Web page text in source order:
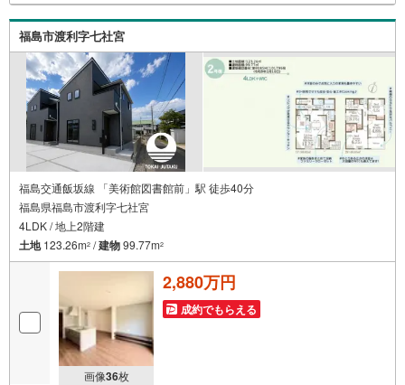
様連れも大歓迎です！店内にはキッズスペースをご用意し
ております。おむつ替えやミルクのお湯なども対応可能で
す。泣いてしまっても大丈夫ですので、安心してご来店く
ださいね。ご相談だけでも大歓迎です！迷っている今だか
らこそ、ぜひ一度お話ししてみませんか？
福島市渡利字七社宮
福島交通飯坂線 「美術館図書館前」駅 徒歩40分
福島県福島市渡利字七社宮
4LDK / 地上2階建
土地123.26m2 /建物99.77m2
画像36枚
2,880万円
成約でもらえる